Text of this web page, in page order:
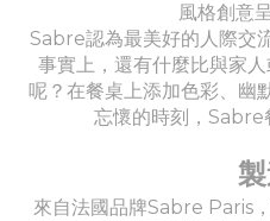
風格創意
Sabre認為最美好的人際交
事實上，還有什麼比與家
呢？在餐桌上添加色彩、幽
忘懷的時刻，Sabre
來自法國品牌Sabre Paris